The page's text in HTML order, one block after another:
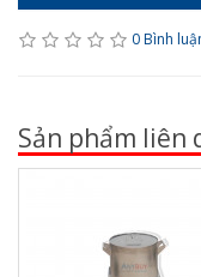
0 Bình
Sản phẩm liên